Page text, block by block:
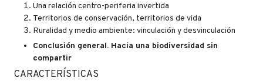
Una relación centro-periferia invertida
Territorios de conservación, territorios de vida
Ruralidad y medio ambiente: vinculación y desvinculación
Conclusión general. Hacia una biodiversidad sin
compartir
CARACTERÍSTICAS